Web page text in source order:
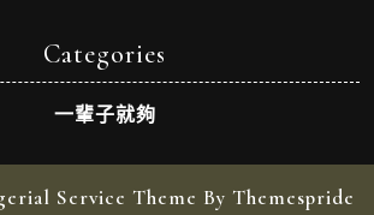
Categories
一輩子就夠
Service Theme By Themespride